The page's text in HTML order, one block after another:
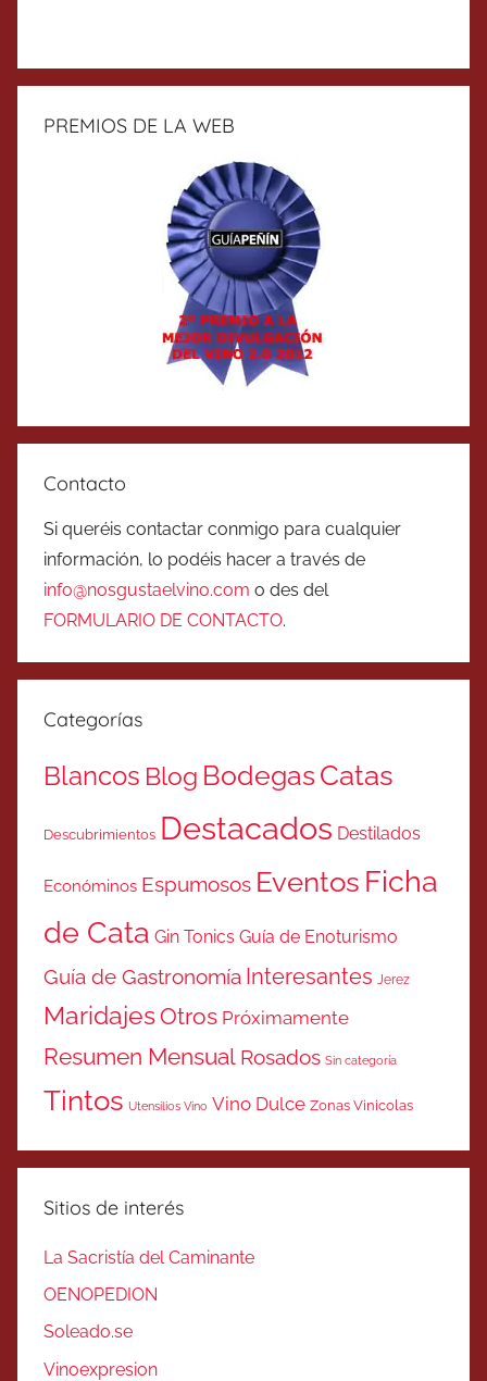
PREMIOS DE LA WEB
Contacto
Si queréis contactar conmigo para cualquier
información, lo podéis hacer a través de
info@nosgustaelvino.com o des del
FORMULARIO DE CONTACTO.
Categorías
Blancos Blog BodegasCatas
Descubrimientos Destacados Destilados
Económinos Espumosos Eventos Ficha
de Cata Gin Tonics Guía de Enoturismo
Guía de Gastronomía Interesantes Jerez
MaridajesOtros Próximamente
Resumen Mensual Rosados Sin categoría
Tintos Utensilios Vino Vino Dulce Zonas Vinicolas
Sitios de interés
La Sacristía del Caminante
OENOPEDION
Soleado.se
Vinoexpresion